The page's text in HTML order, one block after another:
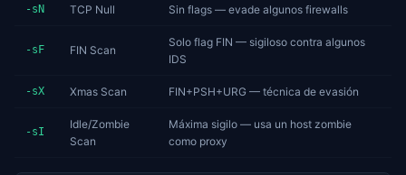
-sN TCP Null Sin flags — evade algunos firewalls
-sF FIN Scan
Solo flag FIN — sigiloso contra algunos
IDS
-sX Xmas Scan FIN+PSH+URG — técnica de evasión
-sI
Idle/Zombie
Scan
Máxima sigilo — usa un host zombie
como proxy